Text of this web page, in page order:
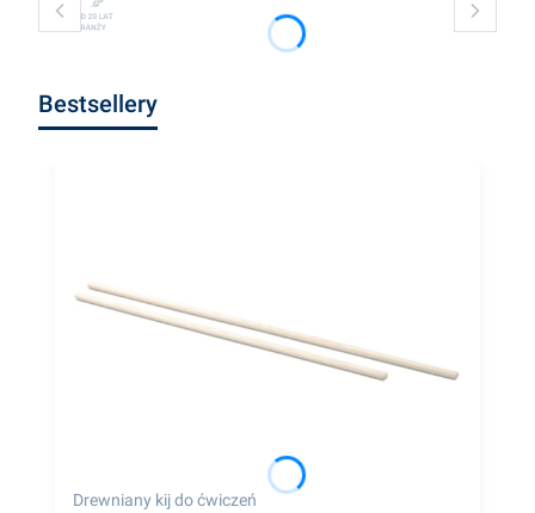
Bestsellery
Drewniany kij do ćwiczeń